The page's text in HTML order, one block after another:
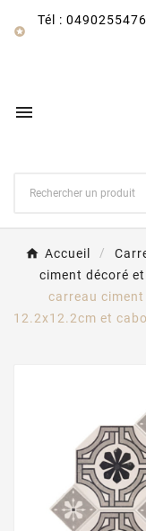

Tél : 0490255476

Accueil
ciment décoré
carreau
12.2x12.2cm et